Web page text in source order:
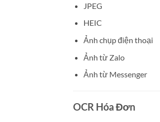
JPEG
HEIC
Ảnh chụp điện thoại
Ảnh từ Zalo
Ảnh từ Messenger
OCR Hóa Đơn